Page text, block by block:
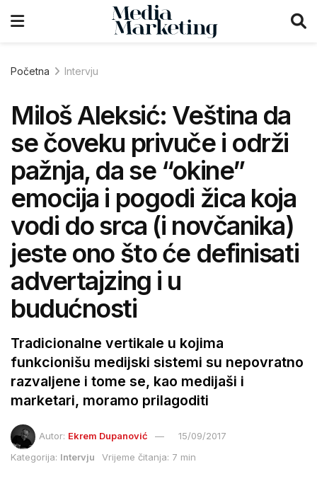
Početna Intervju
Miloš Aleksić: Veština da
se čoveku privuče i održi
pažnja, da se “okine”
emocija i pogodi žica koja
vodi do srca (i novčanika)
jeste ono što će definisati
advertajzing i u
budućnosti
Tradicionalne vertikale u kojima
funkcionišu medijski sistemi su nepovratno
razvaljene i tome se, kao medijaši i
marketari, moramo prilagoditi
Autor: Ekrem Dupanović
15/09/2017
Kategorija: Intervju Vrijeme čitanja: 7 min